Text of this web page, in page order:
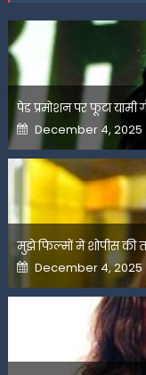
पेड प्रमोशन पर फूटा यामी
Posted
on
December 4, 2025
मुझे फिल्मों में शोपीस की
Posted
on
December 4, 2025